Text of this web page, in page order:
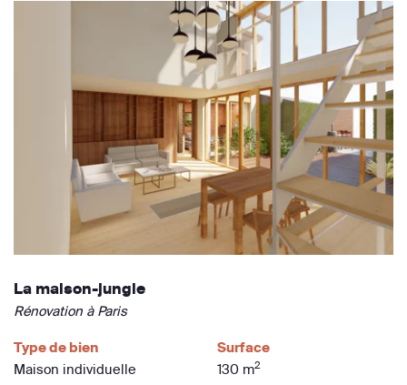
La maison-jungle
Rénovation à Paris
Type de bien
Maison individuelle
Surface
130 m2